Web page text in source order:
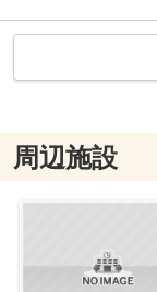
周辺施設